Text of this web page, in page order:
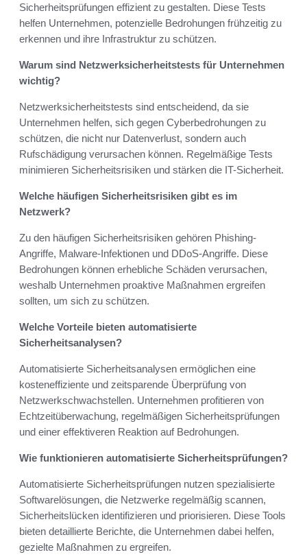
Sicherheitsprüfungen effizient zu gestalten. Diese Tests
helfen Unternehmen, potenzielle Bedrohungen frühzeitig zu
erkennen und ihre Infrastruktur zu schützen.
Warum sind Netzwerksicherheitstests für Unternehmen
wichtig?
Netzwerksicherheitstests sind entscheidend, da sie
Unternehmen helfen, sich gegen Cyberbedrohungen zu
schützen, die nicht nur Datenverlust, sondern auch
Rufschädigung verursachen können. Regelmäßige Tests
minimieren Sicherheitsrisiken und stärken die IT-Sicherheit.
Welche häufigen Sicherheitsrisiken gibt es im
Netzwerk?
Zu den häufigen Sicherheitsrisiken gehören Phishing-
Angriffe, Malware-Infektionen und DDoS-Angriffe. Diese
Bedrohungen können erhebliche Schäden verursachen,
weshalb Unternehmen proaktive Maßnahmen ergreifen
sollten, um sich zu schützen.
Welche Vorteile bieten automatisierte
Sicherheitsanalysen?
Automatisierte Sicherheitsanalysen ermöglichen eine
kosteneffiziente und zeitsparende Überprüfung von
Netzwerkschwachstellen. Unternehmen profitieren von
Echtzeitüberwachung, regelmäßigen Sicherheitsprüfungen
und einer effektiveren Reaktion auf Bedrohungen.
Wie funktionieren automatisierte Sicherheitsprüfungen?
Automatisierte Sicherheitsprüfungen nutzen spezialisierte
Softwarelösungen, die Netzwerke regelmäßig scannen,
Sicherheitslücken identifizieren und priorisieren. Diese Tools
bieten detaillierte Berichte, die Unternehmen dabei helfen,
gezielte Maßnahmen zu ergreifen.